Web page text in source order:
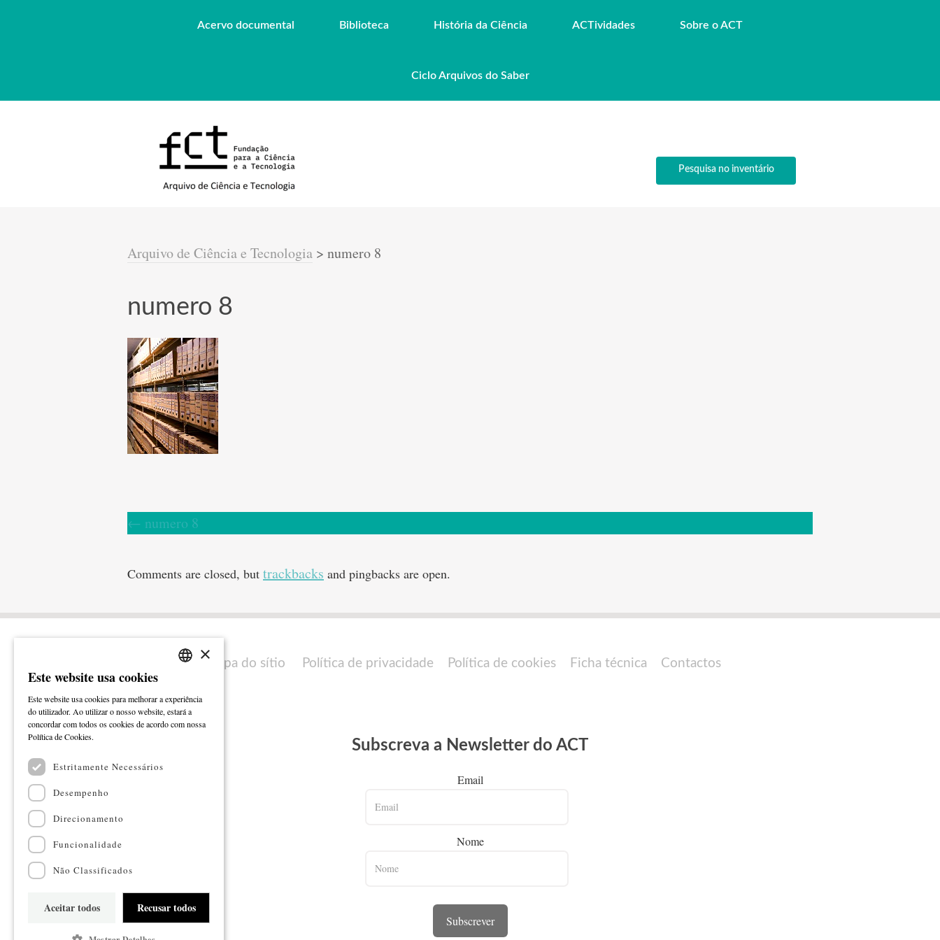
Acervo documental Biblioteca História da Ciência ACTividades Sobre o ACT
Ciclo Arquivos do Saber
Pesquisa no inventário
Arquivo de Ciência e Tecnologia > numero 8
numero 8
← numero 8
Comments are closed, but trackbacks and pingbacks are open.
Mapa do sítio Política de privacidade Política de cookies Ficha técnica Contactos
Subscreva a Newsletter do ACT
Email
Nome
Subscrever
ENGLISH
×
Este website usa cookies
Este website usa cookies para melhorar a experiência
do utilizador. Ao utilizar o nosso website, estará a
concordar com todos os cookies de acordo com nossa
Política de Cookies.
Estritamente Necessários
Desempenho
Direcionamento
Funcionalidade
Não Classificados
Aceitar todos Recusar todos